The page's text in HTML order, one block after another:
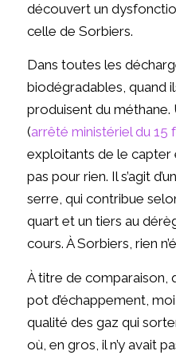
découvert un
celle de Sorbiers.
Dans toutes les
biodégradables, quand
produisent du
(arrêté ministériel du 15
exploitants de le capter
pas pour rien. Il s’agit
serre, qui contribue
quart et un tiers au
cours. À Sorbiers, rien
À titre de comparaison,
pot d’échappement,
qualité des gaz qui
où, en gros, il n’y avait